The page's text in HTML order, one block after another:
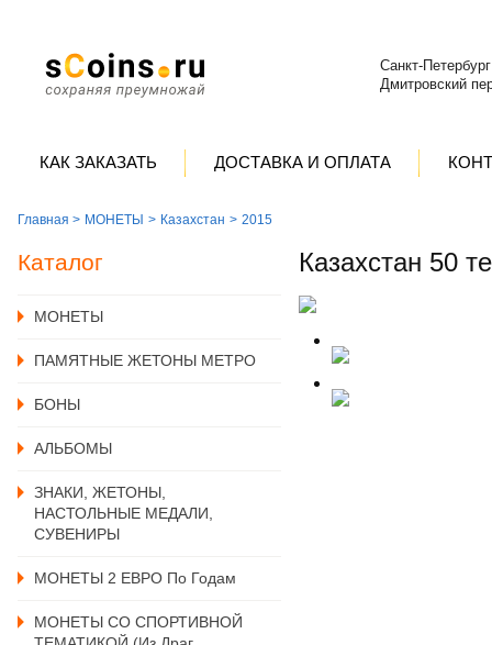
Санкт-Петербург
Дмитровский
КАК ЗАКАЗАТЬ ДОСТАВКА И ОПЛАТА
Главная > MОНЕТЫ Казахстан 2015
Каталог
MОНЕТЫ
ПАМЯТНЫЕ ЖЕТОНЫ МЕТРО
БОНЫ
АЛЬБОМЫ
ЗНАКИ, ЖЕТОНЫ,
НАСТОЛЬНЫЕ МЕДАЛИ,
СУВЕНИРЫ
МОНЕТЫ 2 ЕВРО По Годам
МОНЕТЫ СО СПОРТИВНОЙ
Казахстан 50